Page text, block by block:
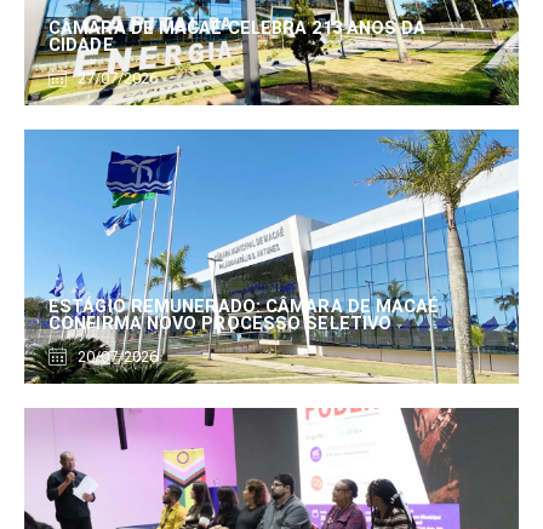
CÂMARA DE MACAÉ CELEBRA 213 ANOS DA
CIDADE
27/07/2026
ESTÁGIO REMUNERADO: CÂMARA DE MACAÉ
CONFIRMA NOVO PROCESSO SELETIVO
20/07/2026